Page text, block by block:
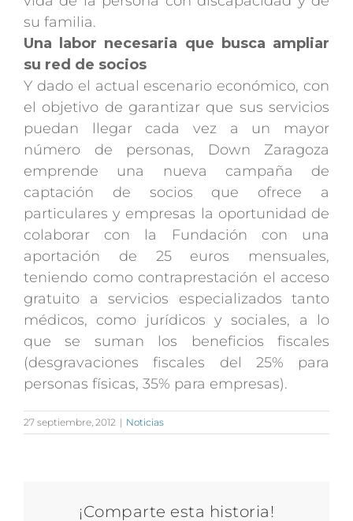
su familia.
Una labor necesaria que busca ampliar
su red de socios
Y dado el actual escenario económico, con
el objetivo de garantizar que sus servicios
puedan llegar cada vez a un mayor
número de personas, Down Zaragoza
emprende una nueva campaña de
captación de socios que ofrece a
particulares y empresas la oportunidad de
colaborar con la Fundación con una
aportación de 25 euros mensuales,
teniendo como contraprestación el acceso
gratuito a servicios especializados tanto
médicos, como jurídicos y sociales, a lo
que se suman los beneficios fiscales
(desgravaciones fiscales del 25% para
personas físicas, 35% para empresas).
27 septiembre, 2012 | Noticias
¡Comparte esta historia!